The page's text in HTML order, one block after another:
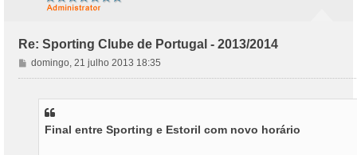
Re: Sporting Clube de Portugal - 2013/2014
M
e
domingo, 21 julho 2013 18:35
Final entre Sporting e Estoril com novo horário